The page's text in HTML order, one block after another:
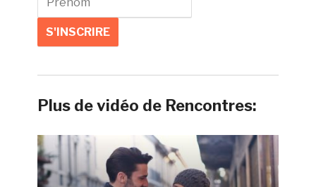
Plus de vidéo de Rencontres: